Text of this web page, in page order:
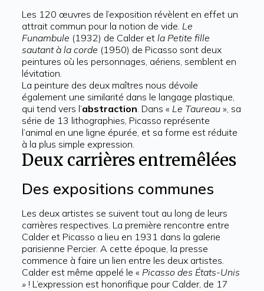
Les 120 œuvres de l’exposition révèlent en effet un
attrait commun pour la notion de vide. Le
Funambule (1932) de Calder et la Petite fille
sautant à la corde (1950) de Picasso sont deux
peintures où les personnages, aériens, semblent en
lévitation.
La peinture des deux maîtres nous dévoile
également une similarité dans le langage plastique,
qui tend vers l’abstraction. Dans « Le Taureau», sa
série de 13 lithographies, Picasso représente
l’animal en une ligne épurée, et sa forme est réduite
à la plus simple expression.
Deux carrières entremêlées
Des expositions communes
Les deux artistes se suivent tout au long de leurs
carrières respectives. La première rencontre entre
Calder et Picasso a lieu en 1931 dans la galerie
parisienne Percier. A cette époque, la presse
commence à faire un lien entre les deux artistes.
Calder est même appelé le « Picasso des États-Unis
» ! L’expression est honorifique pour Calder, de 17